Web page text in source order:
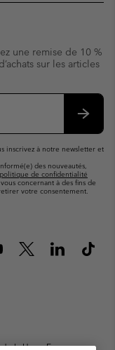
une remise de 10 %
sur les articles
inscrivez à notre newsletter et
des nouveautés,
politique de confidentialité
concernant à des fins de
votre consentement.
la Haye, Espace